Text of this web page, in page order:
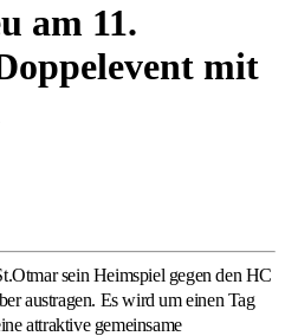
am 11.
mit
sein Heimspiel gegen den HC
austragen. Es wird um einen Tag
attraktive gemeinsame